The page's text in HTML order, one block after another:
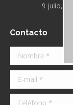
9 julio,
Contacto
Nombre *
E-mail *
Teléfono *